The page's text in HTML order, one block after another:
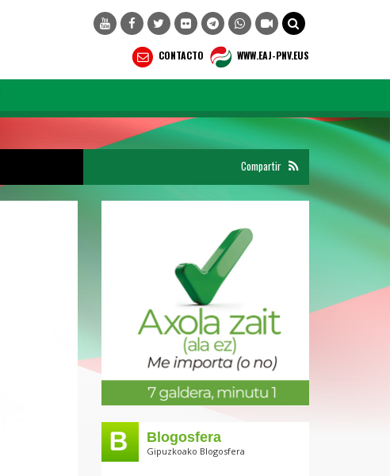
CONTACTO WWW.EAJ-PNV.EUS
Compartir
Blogosfera
Gipuzkoako Blogosfera